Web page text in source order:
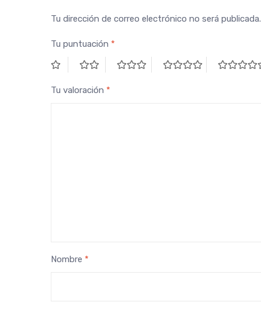
Tu dirección de correo electrónico no será publicada.
Tu puntuación *
Tu valoración *
Nombre *